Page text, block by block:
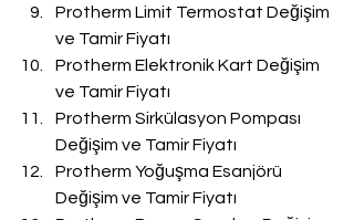
Protherm Limit Termostat Değişim
ve Tamir Fiyatı
Protherm Elektronik Kart Değişim
ve Tamir Fiyatı
Protherm Sirkülasyon Pompası
Değişim ve Tamir Fiyatı
Protherm Yoğuşma Esanjörü
Değişim ve Tamir Fiyatı